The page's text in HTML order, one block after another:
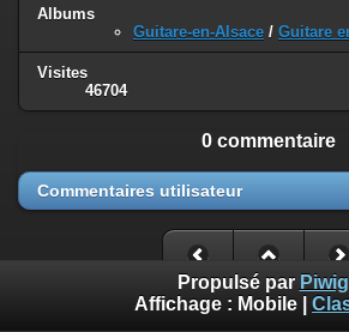
Albums
Guitare-en-Alsace / Guitare
Visites
46704
0 commentaire
Commentaires utilisateur
Propulsé par
Affichage : Mobile